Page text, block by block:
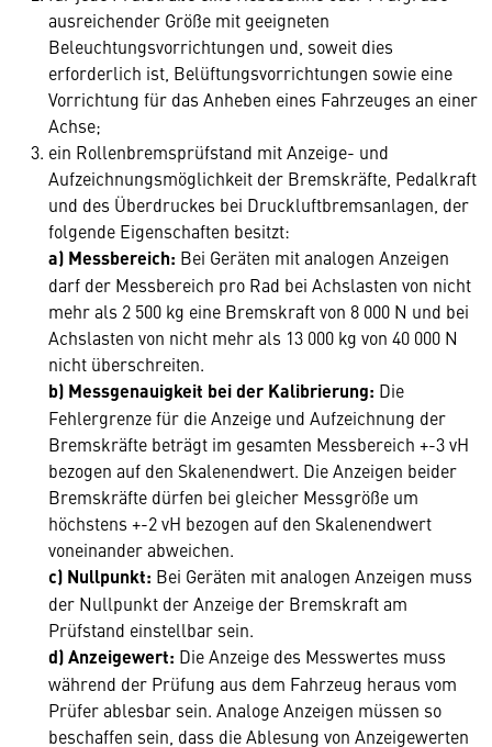
ausreichender Größe mit geeigneten
Beleuchtungsvorrichtungen und, soweit dies
erforderlich ist, Belüftungsvorrichtungen sowie eine
Vorrichtung für das Anheben eines Fahrzeuges an einer
Achse;
ein Rollenbremsprüfstand mit Anzeige- und
Aufzeichnungsmöglichkeit der Bremskräfte, Pedalkraft
und des Überdruckes bei Druckluftbremsanlagen, der
folgende Eigenschaften besitzt:
a) Messbereich: Bei Geräten mit analogen Anzeigen
darf der Messbereich pro Rad bei Achslasten von nicht
mehr als 2 500 kg eine Bremskraft von 8 000 N und bei
Achslasten von nicht mehr als 13 000 kg von 40 000 N
nicht überschreiten.
b) Messgenauigkeit bei der Kalibrierung: Die
Fehlergrenze für die Anzeige und Aufzeichnung der
Bremskräfte beträgt im gesamten Messbereich +-3 vH
bezogen auf den Skalenendwert. Die Anzeigen beider
Bremskräfte dürfen bei gleicher Messgröße um
höchstens +-2 vH bezogen auf den Skalenendwert
voneinander abweichen.
c) Nullpunkt: Bei Geräten mit analogen Anzeigen muss
der Nullpunkt der Anzeige der Bremskraft am
Prüfstand einstellbar sein.
d) Anzeigewert: Die Anzeige des Messwertes muss
während der Prüfung aus dem Fahrzeug heraus vom
Prüfer ablesbar sein. Analoge Anzeigen müssen so
beschaffen sein, dass die Ablesung von Anzeigewerten